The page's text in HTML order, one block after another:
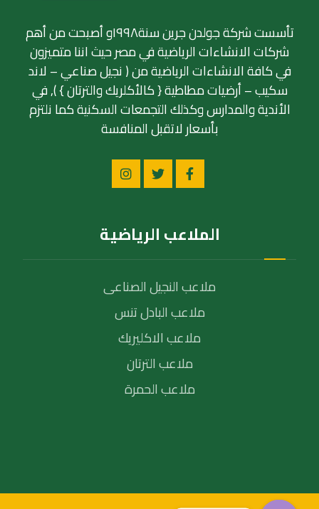
تأسست شركة جولدن جرين سنة١٩٩٨و أصبحت من أهم
شركات الانشاءات الرياضية في مصر حيث اننا متميزون
في كافة الانشاءات الرياضية من ( نجيل صناعي – لاند
سكيب – أرضيات مطاطية { كالأكلريك والترتان } ), في
الأندية والمدارس وكذلك التجمعات السكنية كما نلتزم
بأسعار لاتقبل المنافسة
الملاعب الرياضية
ملاعب النجيل الصناعى
ملاعب البادل تنس
ملاعب الاكليريك
ملاعب الترتان
ملاعب الحمرة